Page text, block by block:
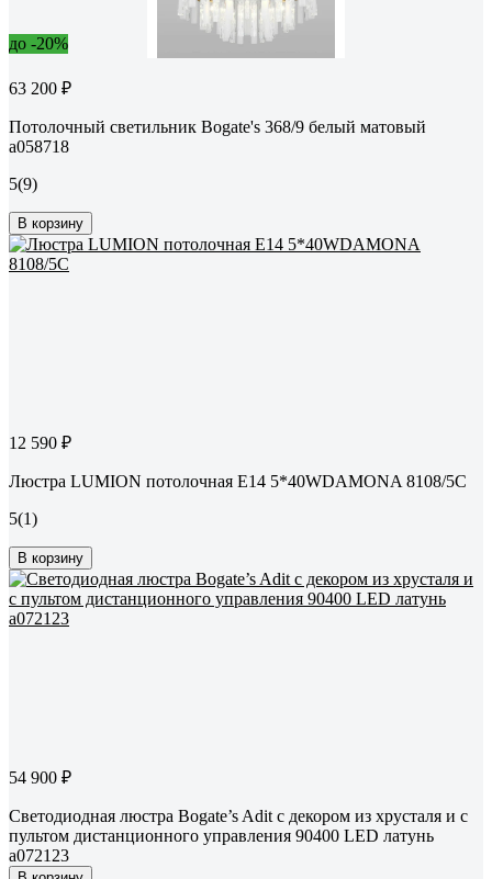
до -20%
63 200 ₽
Потолочный светильник Bogate's 368/9 белый матовый
a058718
5(9)
В корзину
12 590 ₽
Люстра LUMION потолочная E14 5*40WDAMONA 8108/5C
5(1)
В корзину
54 900 ₽
Светодиодная люстра Bogate’s Adit с декором из хрусталя и с
пультом дистанционного управления 90400 LED латунь
a072123